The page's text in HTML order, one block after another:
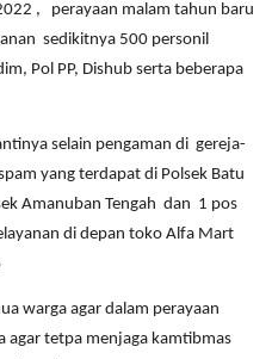
, perayaan malam tahun baru
sedikitnya 500 personil
Pol PP, Dishub serta beberapa
selain pengaman di gereja-
yang terdapat di Polsek Batu
Amanuban Tengah dan 1 pos
di depan toko Alfa Mart
warga agar dalam perayaan
agar tetpa menjaga kamtibmas